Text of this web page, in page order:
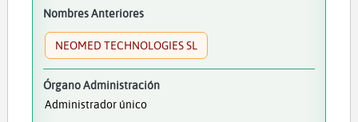
Nombres Anteriores
NEOMED TECHNOLOGIES SL
Órgano Administración
Administrador único